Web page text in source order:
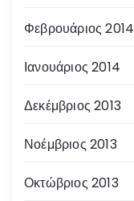
Φεβρουάριος 2014
Ιανουάριος 2014
Δεκέμβριος 2013
Νοέμβριος 2013
Οκτώβριος 2013